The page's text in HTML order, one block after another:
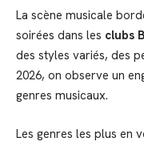
La scène musicale
soirées dans les clubs
des styles variés, des
2026, on observe un
genres musicaux.
Les genres les plus en